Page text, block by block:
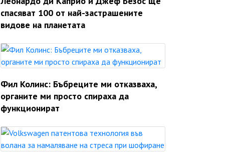
спасяват 100 от най-застрашените
видове на планетата
Фил Колинс: Бъбреците ми отказваха,
органите ми просто спираха да
функционират